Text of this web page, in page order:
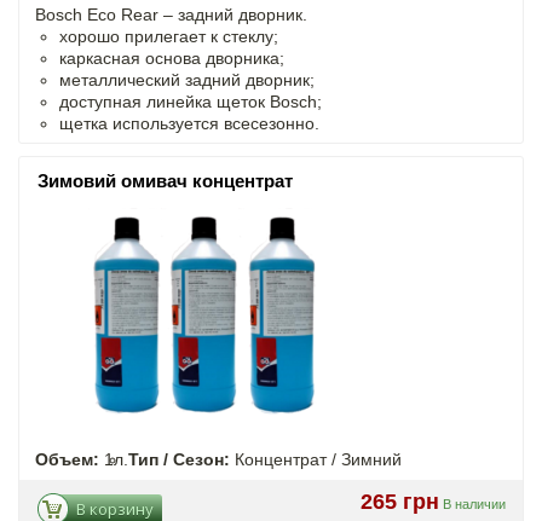
Bosch Eco Rear – задний дворник.
хорошо прилегает к стеклу;
каркасная основа дворника;
металлический задний дворник;
доступная линейка щеток Bosch;
щетка используется всесезонно.
Зимовий омивач концентрат
Объем: 1л. Тип / Сезон: Концентрат / Зимний
265 грн В наличии
В корзину